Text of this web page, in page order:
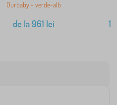
Ourbaby - verde-alb
de la961 lei 1